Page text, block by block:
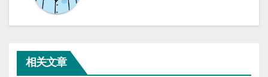
相关文章